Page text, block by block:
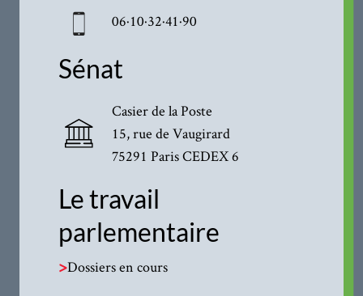
06·10·32·41·90
Sénat
Casier de la Poste
15, rue de Vaugirard
75291 Paris CEDEX 6
Le travail
parlementaire
>Dossiers en cours